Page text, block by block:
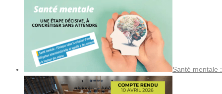
Santé mentale